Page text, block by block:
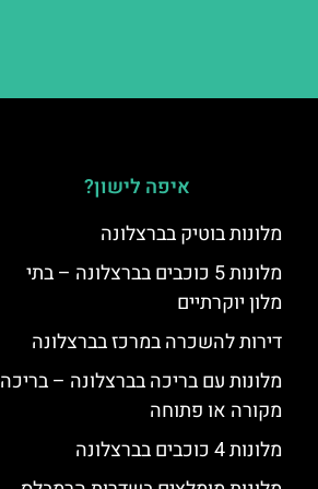
איפה לישון?
מלונות בוטיק בברצלונה
מלונות 5 כוכבים בברצלונה – בתי
מלון יוקרתיים
דירות להשכרה במרכז בברצלונה
מלונות עם בריכה בברצלונה – בריכה
מקורה או פתוחה
מלונות 4 כוכבים בברצלונה